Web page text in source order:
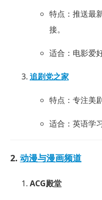
特点：推送最
接。
适合：电影爱好
追剧党之家
特点：专注美
适合：英语学
2. 动漫与漫画频道
ACG殿堂